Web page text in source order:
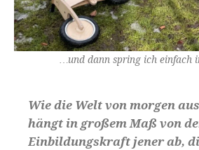
…und dann spring ich einfach
Wie die Welt von morgen
hängt in großem Maß von
Einbildungskraft jener ab,